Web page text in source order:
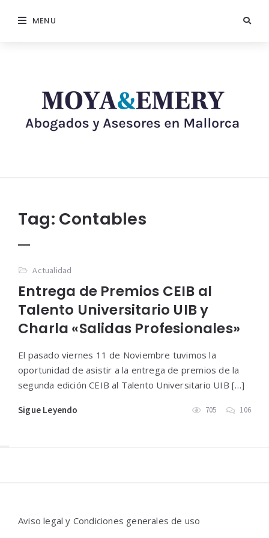
MENU
Tag: Contables
Actualidad
Entrega de Premios CEIB al
Talento Universitario UIB y
Charla «Salidas Profesionales»
El pasado viernes 11 de Noviembre tuvimos la
oportunidad de asistir a la entrega de premios de la
segunda edición CEIB al Talento Universitario UIB […]
Sigue Leyendo 705 106
Aviso legal y Condiciones generales de uso